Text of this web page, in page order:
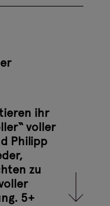
ihr
voller
Philipp
zu
5+
Roller
vor
„Auf
den